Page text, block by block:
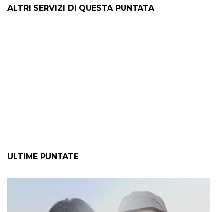
ALTRI SERVIZI DI QUESTA PUNTATA
ULTIME PUNTATE